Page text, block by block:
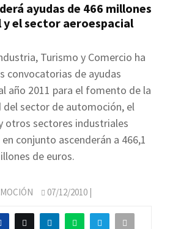
ayudas de 466 millones
el sector aeroespacial
Turismo y Comercio ha
convocatorias de ayudas
año 2011 para el fomento de la
sector de automoción, el
otros sectores industriales
conjunto ascenderán a 466,1
de euros.
07/12/2010 |